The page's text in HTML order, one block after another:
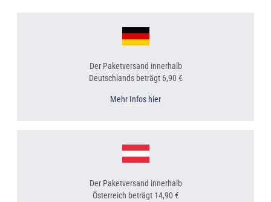
Der Paketversand innerhalb
Deutschlands beträgt 6,90 €
Mehr Infos hier
Der Paketversand innerhalb
Österreich beträgt 14,90 €